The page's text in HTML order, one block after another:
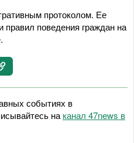
протоколом. Ее
правил поведения граждан на
событиях в
на канал 47news в